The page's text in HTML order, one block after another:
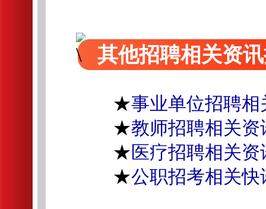
其他招聘相关资
★事业单位招聘相
★教师招聘相关资
★医疗招聘相关资
★公职招考相关快